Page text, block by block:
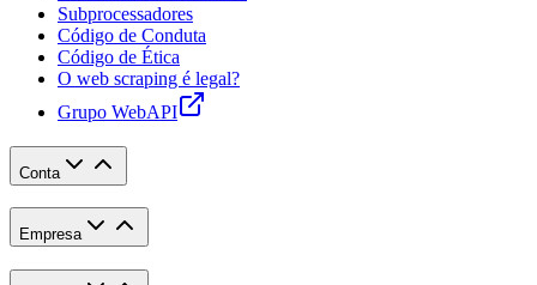
Subprocessadores
Código de Conduta
Código de Ética
O web scraping é legal?
Grupo WebAPI
Conta
Empresa